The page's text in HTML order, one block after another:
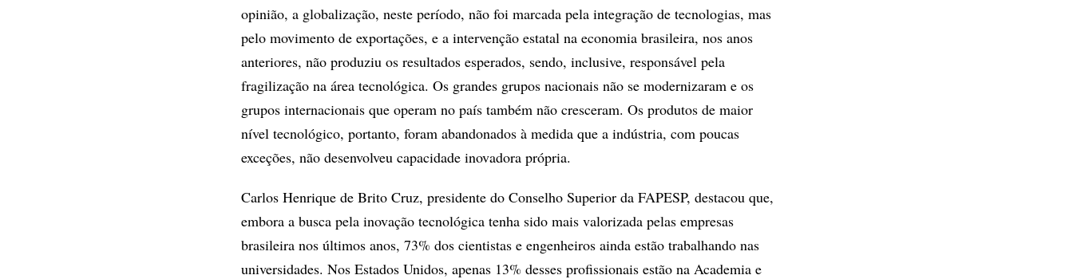
opinião, a globalização, neste período, não foi marcada pela integração de tecnologias, mas
pelo movimento de exportações, e a intervenção estatal na economia brasileira, nos anos
anteriores, não produziu os resultados esperados, sendo, inclusive, responsável pela
fragilização na área tecnológica. Os grandes grupos nacionais não se modernizaram e os
grupos internacionais que operam no país também não cresceram. Os produtos de maior
nível tecnológico, portanto, foram abandonados à medida que a indústria, com poucas
exceções, não desenvolveu capacidade inovadora própria.
Carlos Henrique de Brito Cruz, presidente do Conselho Superior da FAPESP, destacou que,
embora a busca pela inovação tecnológica tenha sido mais valorizada pelas empresas
brasileira nos últimos anos, 73% dos cientistas e engenheiros ainda estão trabalhando nas
universidades. Nos Estados Unidos, apenas 13% desses profissionais estão na Academia e